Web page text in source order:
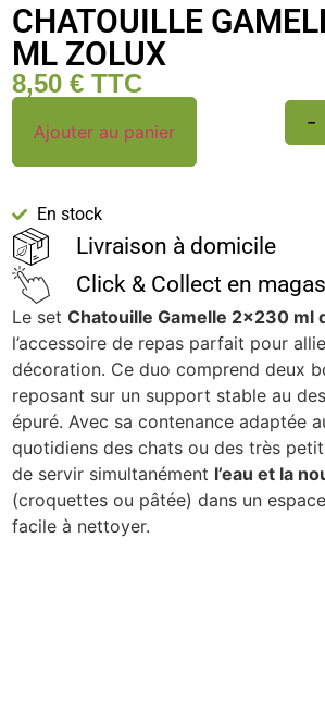
CHATOUILLE
ML ZOLUX
8,50€ TTC
-
Ajouter au panier
En stock
Livraison à domicile
Click & Collect en
Le setChatouille Gamelle 2×230 ml
l’accessoire de repas parfait pour
décoration. Ce duo comprend deux
reposant sur un support stable au
épuré. Avec sa contenance adaptée
quotidiens des chats ou des très
de servir simultanément l’eau et la
(croquettes ou pâtée) dans un
facile à nettoyer.